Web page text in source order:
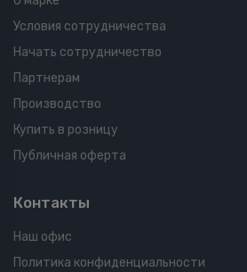
Условия сотрудничества
Начать сотрудничество
Партнерам
Производство
Купить в розницу
Публичная оферта
Контакты
Наш офис
Политика конфиденциальности